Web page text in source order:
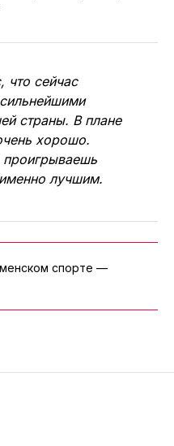
сейчас
страны. В плане
хорошо.
лучшим.
спорте —